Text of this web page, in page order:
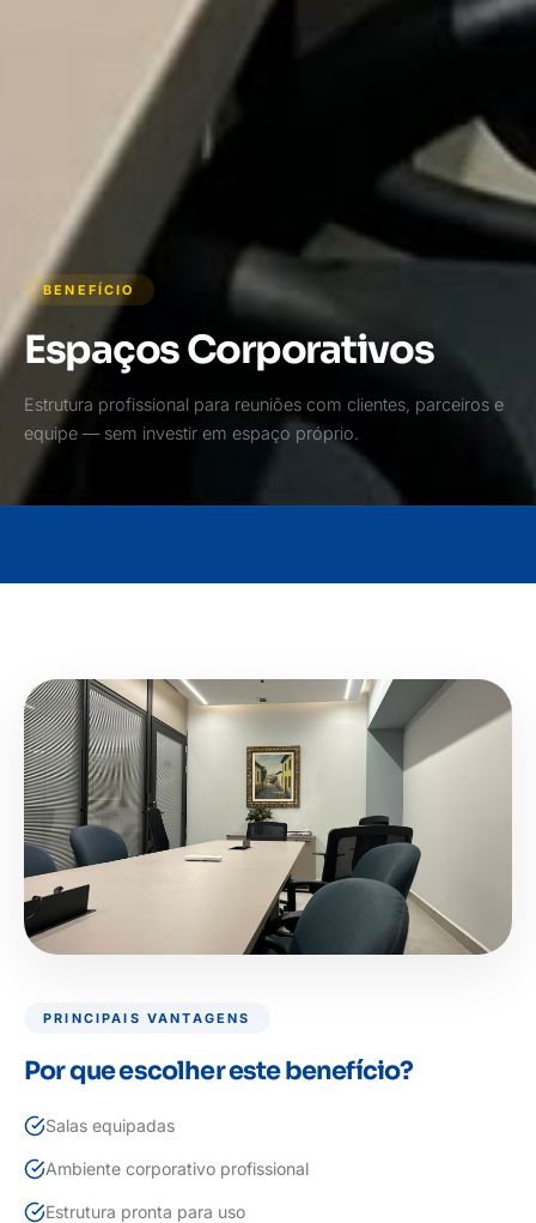
BENEFÍCIO
Espaços Corporativos
Estrutura profissional para reuniões com clientes, parceiros e
equipe — sem investir em espaço próprio.
PRINCIPAIS VANTAGENS
Por que escolher este benefício?
Salas equipadas
Ambiente corporativo profissional
Estrutura pronta para uso